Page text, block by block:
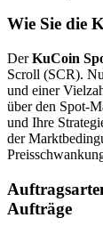
Wie Sie die
DerKuCoin
Scroll (SCR).
und einer
über den Spot-
und Ihre
der
Aufträge